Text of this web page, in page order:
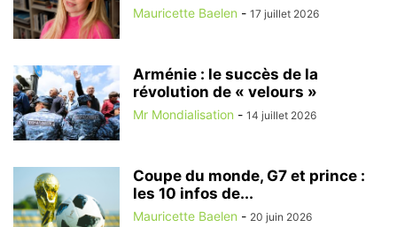
Mauricette Baelen - 17 juillet 2026
Arménie : le succès de la
révolution de « velours »
Mr Mondialisation - 14 juillet 2026
Coupe du monde, G7 et prince :
les 10 infos de...
Mauricette Baelen - 20 juin 2026